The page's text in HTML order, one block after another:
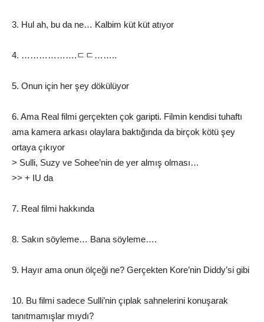
3. Hul ah, bu da ne… Kalbim küt küt atıyor
4. ……………….ㄷㄷ……..
5. Onun için her şey dökülüyor
6. Ama Real filmi gerçekten çok garipti. Filmin kendisi tuhaftı
ama kamera arkası olaylara baktığında da birçok kötü şey
ortaya çıkıyor
> Sulli, Suzy ve Sohee’nin de yer almış olması…
>> + IU da
7. Real filmi hakkında
8. Sakın söyleme… Bana söyleme….
9. Hayır ama onun ölçeği ne? Gerçekten Kore’nin Diddy’si gibi
10. Bu filmi sadece Sulli’nin çıplak sahnelerini konuşarak
tanıtmamışlar mıydı?